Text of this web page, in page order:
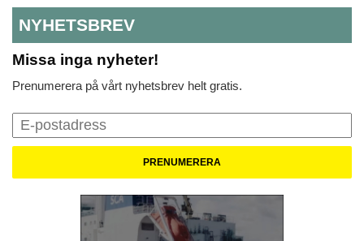
NYHETSBREV
Missa inga nyheter!
Prenumerera på vårt nyhetsbrev helt gratis.